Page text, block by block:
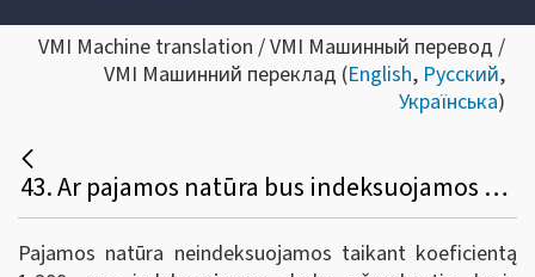
VMI Machine translation / VMI Машинный перевод /
VMI Машинний переклад (English, Русский,
Українська)
43. Ar pajamos natūra bus indeksuojamos pritaikant koeficientą 1,289?
Pajamos natūra neindeksuojamos taikant koeficientą